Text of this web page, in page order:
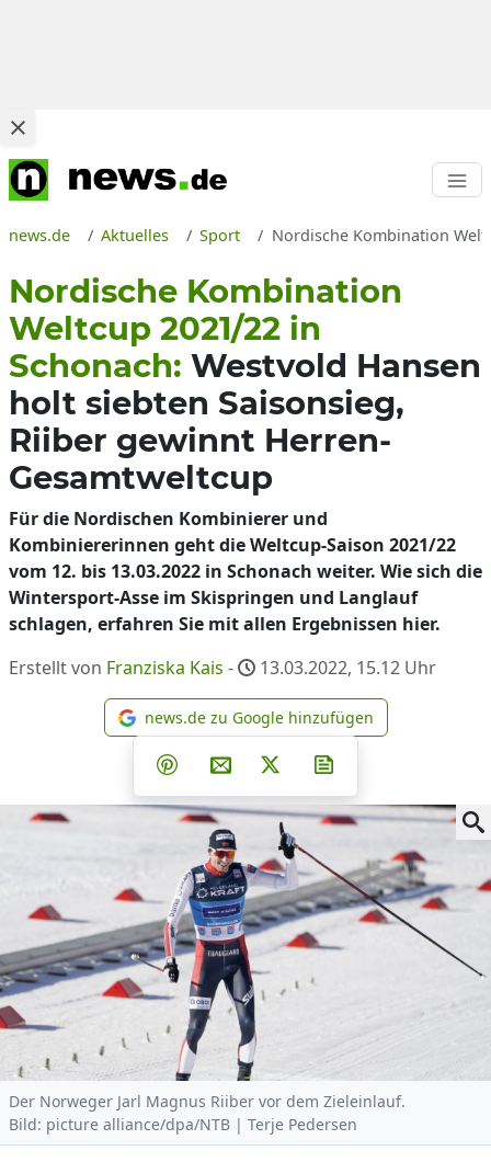
news.de Aktuelles Sport Nordische Kombination
Nordische Kombination
Weltcup 2021/22 in
Schonach: Westvold Hansen
holt siebten Saisonsieg,
Riiber gewinnt Herren-
Gesamtweltcup
Für die Nordischen Kombinierer und
Kombiniererinnen geht die Weltcup-Saison 2021/22
vom 12. bis 13.03.2022 in Schonach weiter. Wie sich die
Wintersport-Asse im Skispringen und Langlauf
schlagen, erfahren Sie mit allen Ergebnissen hier.
Erstellt von Franziska Kais - 13.03.2022, 15.12 Uhr
news.de zu Google
news.de zu Google hinzufügen
Teilen auf Facebook
Teilen auf Whatsapp
Teilen auf Telegram
Teilen auf Pinterest
Per E-Mail teilen
Post auf X
Der Norweger Jarl Magnus Riiber vor dem Zieleinlauf.
Bild: picture alliance/dpa/NTB | Terje Pedersen